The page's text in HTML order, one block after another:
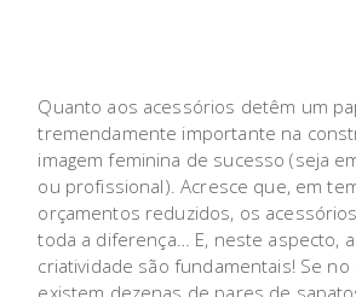
Quanto aos acessórios detêm um
tremendamente importante na
imagem feminina de sucesso (seja
ou profissional). Acresce que, em
orçamentos reduzidos, os
toda a diferença… E, neste aspecto,
criatividade são fundamentais! Se